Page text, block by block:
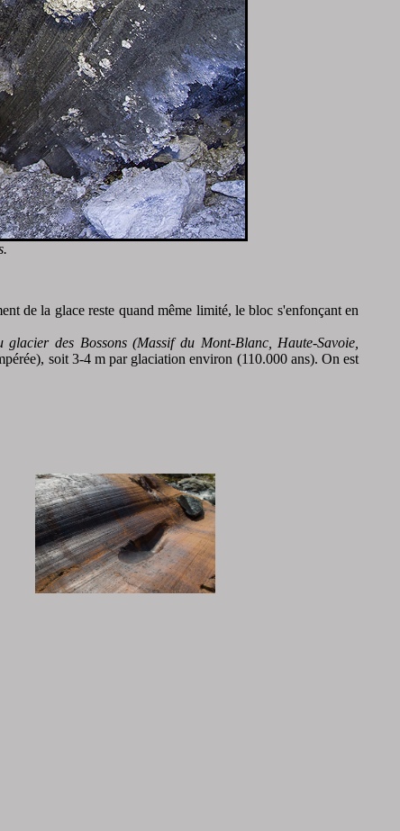
de la glace reste quand même limité, le bloc s'enfonçant en
des Bossons (Massif du Mont-Blanc, Haute-Savoie,
soit 3-4 m par glaciation environ (110.000 ans). On est